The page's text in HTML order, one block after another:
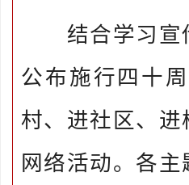
结合学习宣
公布施行四十
村、进社区、
网络活动。各